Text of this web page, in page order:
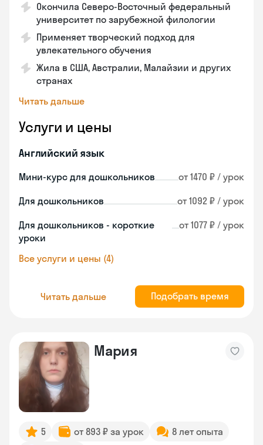
Окончила Северо-Восточный федеральный
университет по зарубежной филологии
Применяет творческий подход для
увлекательного обучения
Жила в США, Австралии, Малайзии и других
странах
Читать дальше
Услуги и цены
Английский язык
Мини-курс для дошкольников от 1470 ₽ / урок
Для дошкольников от 1092 ₽ / урок
Для дошкольников - короткие
уроки
от 1077 ₽ / урок
Все услуги и цены (4)
Читать дальше Подобрать время
Мария
5 от 893 ₽ за урок
8 лет опыта